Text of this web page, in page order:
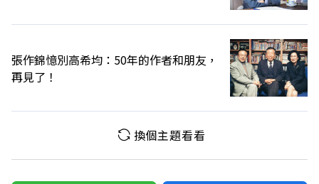
張作錦憶別高希均：50年的作者和朋友，
再見了！
換個主題看看